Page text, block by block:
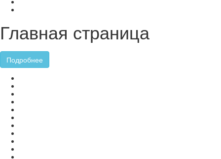
Главная страница
Подробнее